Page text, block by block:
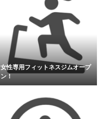
女性専用フィットネスジムオープ
ン！